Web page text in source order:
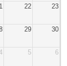
22 23
29 30
5 6